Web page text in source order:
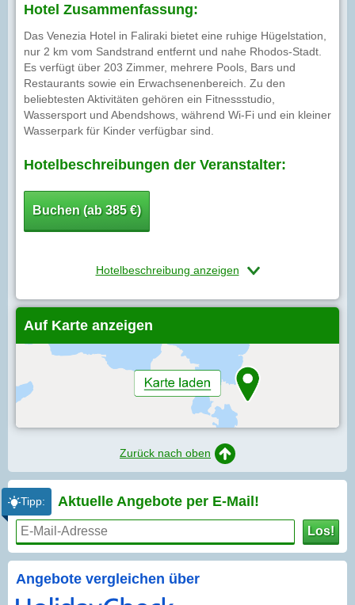
Hotel Zusammenfassung:
Das Venezia Hotel in Faliraki bietet eine ruhige Hügelstation,
nur 2 km vom Sandstrand entfernt und nahe Rhodos-Stadt.
Es verfügt über 203 Zimmer, mehrere Pools, Bars und
Restaurants sowie ein Erwachsenenbereich. Zu den
beliebtesten Aktivitäten gehören ein Fitnessstudio,
Wassersport und Abendshows, während Wi-Fi und ein kleiner
Wasserpark für Kinder verfügbar sind.
Hotelbeschreibungen der Veranstalter:
Buchen (ab 385 €)
Hotelbeschreibung anzeigen
Auf Karte anzeigen
Zurück nach oben
Tipp: Aktuelle Angebote per E-Mail!
Los!
Angebote vergleichen über